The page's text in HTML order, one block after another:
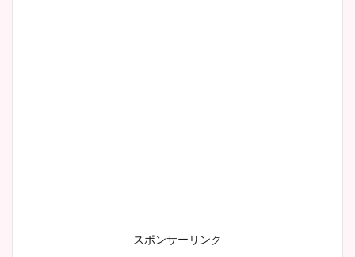
スポンサーリンク